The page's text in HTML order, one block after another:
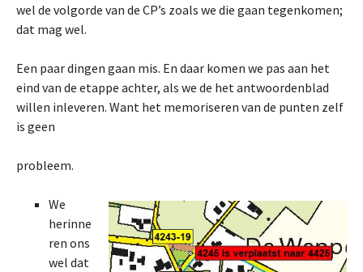
wel de volgorde van de CP’s zoals we die gaan tegenkomen;
dat mag wel.
Een paar dingen gaan mis. En daar komen we pas aan het
eind van de etappe achter, als we de het antwoordenblad
willen inleveren. Want het memoriseren van de punten zelf
is geen
probleem.
We
herinne
ren ons
wel dat